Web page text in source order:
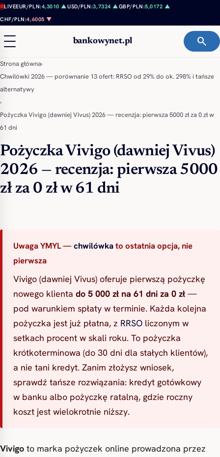
Przejdź do treści
LIVEEUR/PLN:4,3010 ▲USD/PLN:3,7324 ▲GBP/PLN:5,0172 ▲
CHF/PLN:4,6005 ▼
bankowynet.pl search
Strona główna›
Chwilówki 2026 — porównanie 13 ofert: RRSO od 29% do ok. 298% i tańsze
alternatywy
›
Pożyczka Vivigo (dawniej Vivus) 2026 — recenzja: pierwsza 5000 zł za 0 zł w
61 dni
Pożyczka Vivigo (dawniej Vivus)
2026 — recenzja: pierwsza 5000
zł za 0 zł w 61 dni
Uwaga YMYL —chwilówkato ostatnia opcja, nie
pierwsza
Vivigo (dawniej Vivus) oferuje pierwszą pożyczkę
nowego klienta do 5 000 zł na 61 dni za 0 zł —
pod warunkiem spłaty w terminie. Każda kolejna
pożyczka jest już płatna, z RRSO liczonym w
setkach procent w skali roku. To pożyczka
krótkoterminowa (do 30 dni dla stałych klientów),
a nie tani kredyt. Zanim złożysz wniosek,
sprawdź tańsze rozwiązania: kredyt gotówkowy
w banku albo pożyczkę ratalną, gdzie roczny
koszt jest wielokrotnie niższy.
Vivigo to marka pożyczek online prowadzona przez